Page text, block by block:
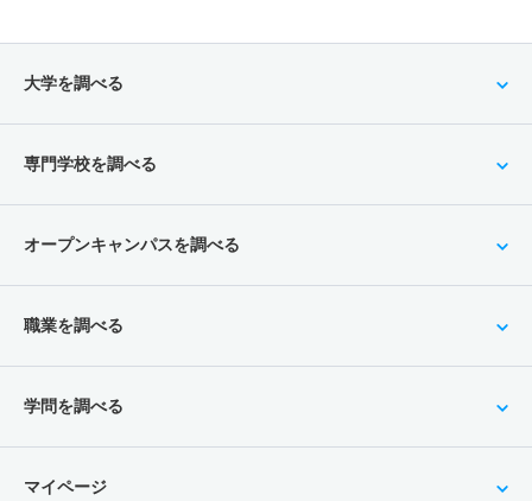
大学を調べる
専門学校を調べる
オープンキャンパスを調べる
職業を調べる
学問を調べる
マイページ